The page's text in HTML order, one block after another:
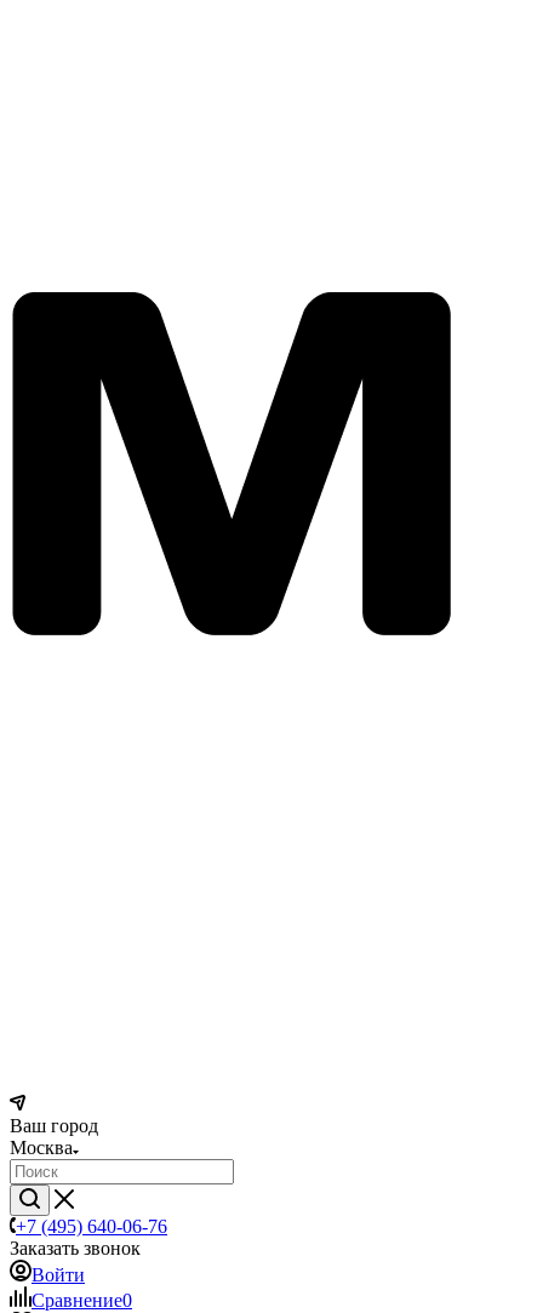
Ваш город
Москва
+7 (495) 640-06-76
Заказать звонок
Войти
Сравнение0